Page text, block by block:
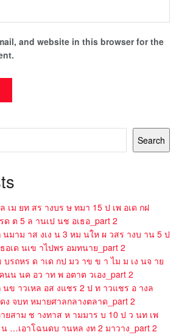
and website in this browser for the
Search
เม ยท สร างบร ษ ทมา 15 ป เพ อเด กฝ
ต 5 ล านเป นช อเธอ_part 2
นมาม าส งเง น 3 หม นให ผ วสร างบ าน 5 ป
อเด นเข าไปพร อมทนาย_part 2
บรถหร ด าเด กป มว าข ข า ไม ม เง นจ าย
นน นค อว าท พ อตาต วเอง_part 2
นข าวเหล อส งแชร 2 ป ท าวแชร อ างล
ง จบท หมายศาลกลางตลาด_part 2
ยสาม ช างทาส ห ามมาร บ 10 ป ว นท เพ
น …เอาโฉนดบ านหล งท 2 มาวาง_part 2